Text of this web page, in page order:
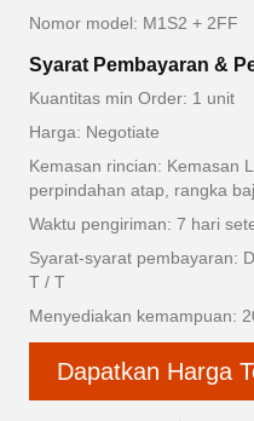
Nomor model: M1S2 + 2FF
Syarat Pembayaran &
Kuantitas min Order: 1 unit
Harga: Negotiate
Kemasan rincian: Kemasan
perpindahan atap, rangka
Waktu pengiriman: 7 hari
Syarat-syarat pembayaran:
T / T
Menyediakan kemampuan:
Dapatkan Harga